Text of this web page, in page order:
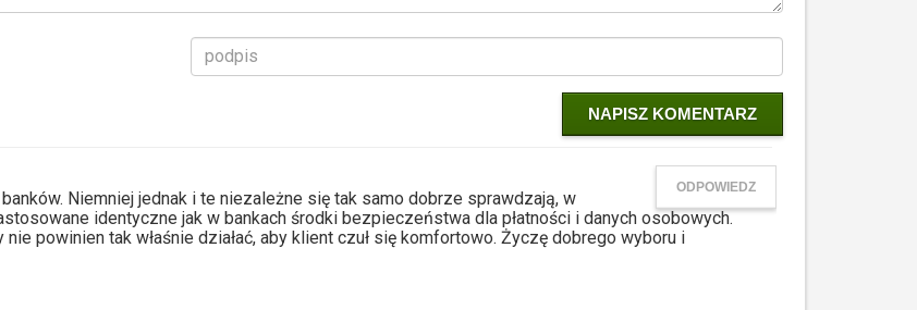
NAPISZ KOMENTARZ
ODPOWIEDZ
Niemniej jednak i te niezależne się tak samo dobrze sprawdzają, w
identyczne jak w bankach środki bezpieczeństwa dla płatności i danych osobowych.
powinien tak właśnie działać, aby klient czuł się komfortowo. Życzę dobrego wyboru i